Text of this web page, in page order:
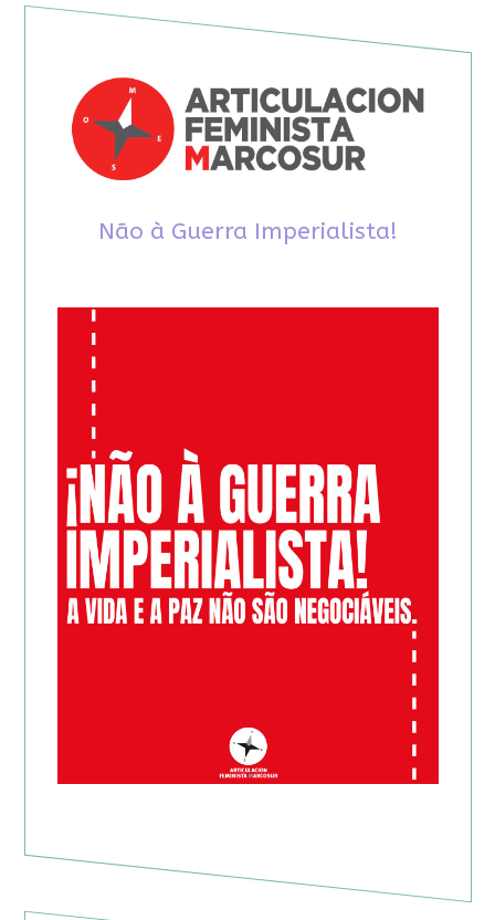
Não à Guerra Imperialista!